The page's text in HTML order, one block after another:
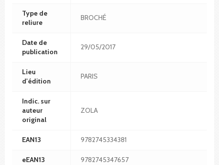
Type de
reliure
BROCHÉ
Date de
publication
29/05/2017
Lieu
d'édition
PARIS
Indic. sur
auteur
original
ZOLA
EAN13 9782745334381
eEAN13 9782745347657